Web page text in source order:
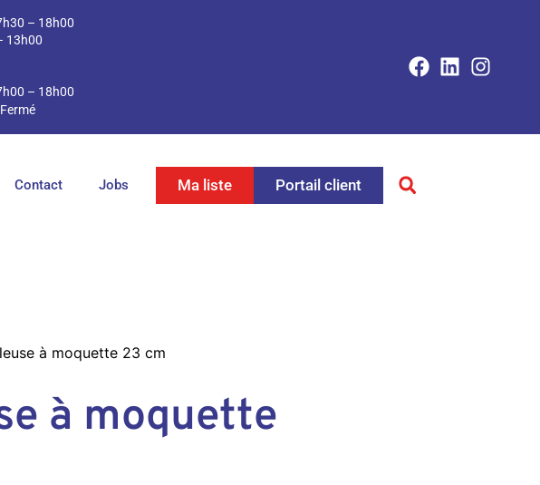
– 18h00
13h00
– 18h00
Contact Jobs Ma liste Portail client
à moquette 23 cm
à moquette